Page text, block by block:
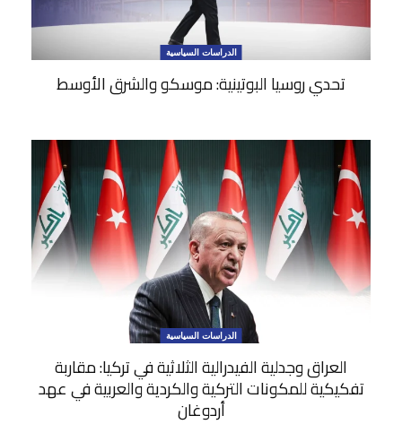
الدراسات السياسية
تحدي روسيا البوتينية: موسكو والشرق الأوسط
الدراسات السياسية
العراق وجدلية الفيدرالية الثلاثية في تركيا: مقاربة
تفكيكية للمكونات التركية والكردية والعربية في عهد
أردوغان